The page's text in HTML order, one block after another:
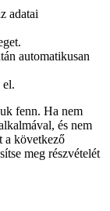
adatai
automatikusan
fenn. Ha nem
és nem
a következő
meg részvételét